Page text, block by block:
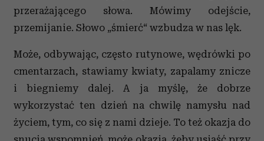
przerażającego słowa. Mówimy odejście,
przemijanie. Słowo „śmierć“ wzbudza w nas lęk.
Może, odbywając, często rutynowe, wędrówki po
cmentarzach, stawiamy kwiaty, zapalamy znicze
i biegniemy dalej. A ja myślę, że dobrze
wykorzystać ten dzień na chwilę namysłu nad
życiem, tym, co się z nami dzieje. To też okazja do